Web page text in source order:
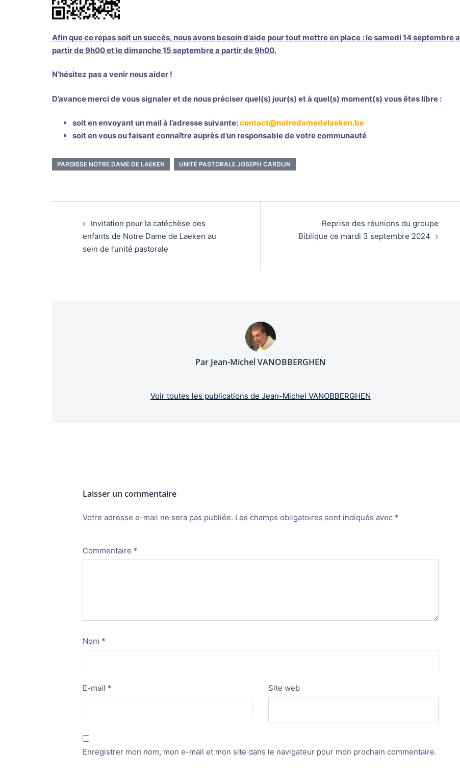
Afin que ce repas soit un succès, nous avons besoin d’aide pour tout mettre en place : le samedi 14 septembre a
partir de 9h00et le dimanche 15 septembre a partir de 9h00.
N’hésitez pas a venir nous aider !
D’avance merci de vous signaler et de nous préciser quel(s) jour(s) et à quel(s) moment(s) vous êtes libre :
soit en envoyant un mail à l’adresse suivante:contact@notredamedelaeken.be
soit en vous ou faisant connaître auprès d’un responsable de votre communauté
PAROISSE NOTRE DAME DE LAEKEN UNITÉ PASTORALE JOSEPH CARDIJN
d’articleInvitation pour la catéchèse des
enfants de Notre Dame de Laeken au
sein de l’unité pastorale
Reprise des réunions du groupe
Biblique ce mardi 3 septembre 2024
Par Jean-Michel VANOBBERGHEN
Voir toutes les publications de Jean-Michel VANOBBERGHEN
Laisser un commentaire
Votre adresse e-mail ne sera pas publiée. Les champs obligatoires sont indiqués avec *
Commentaire *
Nom *
E-mail * Site web
Enregistrer mon nom, mon e-mail et mon site dans le navigateur pour mon prochain commentaire.
Alternative: